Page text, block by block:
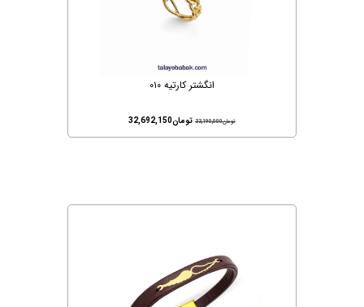
انگشتر کارتیه ۰۱۰
تومان33,190,000 تومان32,692,150